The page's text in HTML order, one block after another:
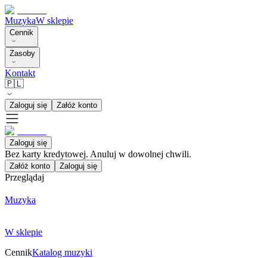
MuzykaW sklepie
Cennik
Zasoby
Kontakt
🇵🇱
Zaloguj się Załóż konto
Zaloguj się
Bez karty kredytowej. Anuluj w dowolnej chwili.
Załóż konto Zaloguj się
Przeglądaj
Muzyka
W sklepie
CennikKatalog muzyki